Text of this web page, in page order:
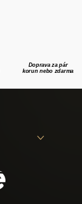
Doprava za pár
korun nebo zdarma